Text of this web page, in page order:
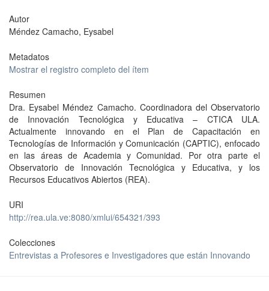
Autor
Méndez Camacho, Eysabel
Metadatos
Mostrar el registro completo del ítem
Resumen
Dra. Eysabel Méndez Camacho. Coordinadora del Observatorio
de Innovación Tecnológica y Educativa – CTICA ULA.
Actualmente innovando en el Plan de Capacitación en
Tecnologías de Información y Comunicación (CAPTIC), enfocado
en las áreas de Academia y Comunidad. Por otra parte el
Observatorio de Innovación Tecnológica y Educativa, y los
Recursos Educativos Abiertos (REA).
URI
http://rea.ula.ve:8080/xmlui/654321/393
Colecciones
Entrevistas a Profesores e Investigadores que están Innovando